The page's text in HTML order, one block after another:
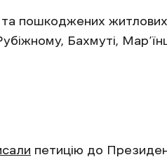
пошкоджених житлових
Бахмуті,
петицію до